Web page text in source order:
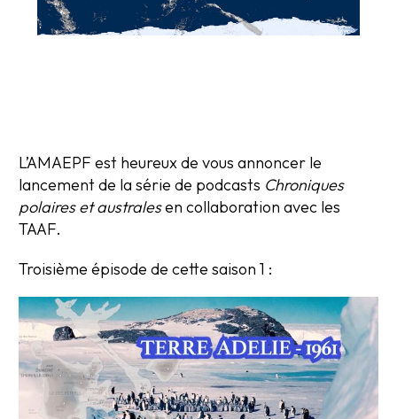
L’AMAEPF est heureux de vous annoncer le
lancement de la série de podcasts Chroniques
polaires et australesen collaboration avec les
TAAF.
Troisième épisode de cette saison 1 :